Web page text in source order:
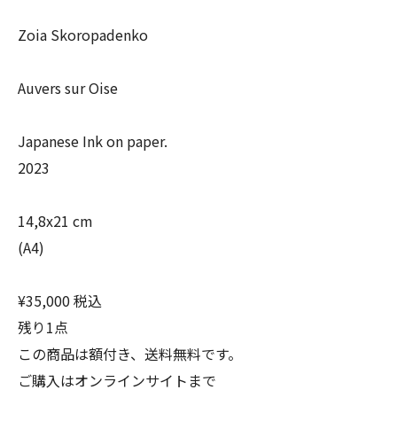
Zoia Skoropadenko
Auvers sur Oise
Japanese Ink on paper.
2023
14,8x21 cm
(A4)
¥35,000 税込
残り1点
この商品は額付き、送料無料です。
ご購入はオンラインサイトまで